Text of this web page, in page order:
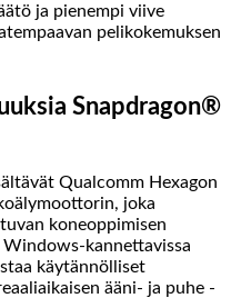
ja pienempi viive
pelikokemuksen
Snapdragon®
Qualcomm Hexagon
joka
koneoppimisen
kannettavissa
käytännölliset
ääni- ja puhe -